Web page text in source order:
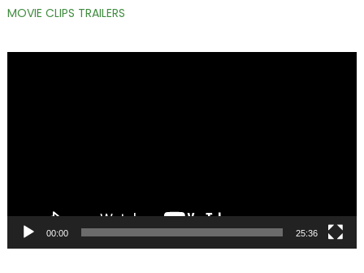
MOVIE CLIPS TRAILERS
00:00 25:36